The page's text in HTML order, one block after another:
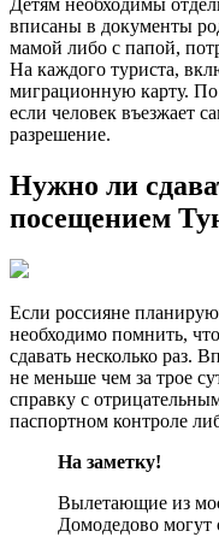
Детям необходимы
вписаны в документы
мамой либо с папой,
На каждого туриста,
миграционную карту. По
если человек въезжает
разрешение.
Нужно ли
посещением
Если россияне
необходимо помнить,
сдавать несколько раз.
не меньше чем за трое
справку с
паспортном контроле
На заметку!
Вылетающие из
Домодедово могут